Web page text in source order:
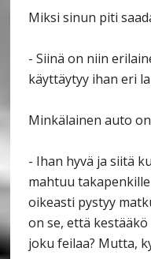
Miksi sinun piti
- Siinä on niin
käyttäytyy ihan eri
Minkälainen auto
- Ihan hyvä ja siitä
mahtuu
oikeasti pystyy
on se, että
joku feilaa? Mutta,